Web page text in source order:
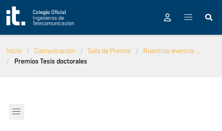
Pasar al contenido principal
Inicio Comunicación Sala de Prensa
Nuestros eventos ...
Premios Tesis doctorales